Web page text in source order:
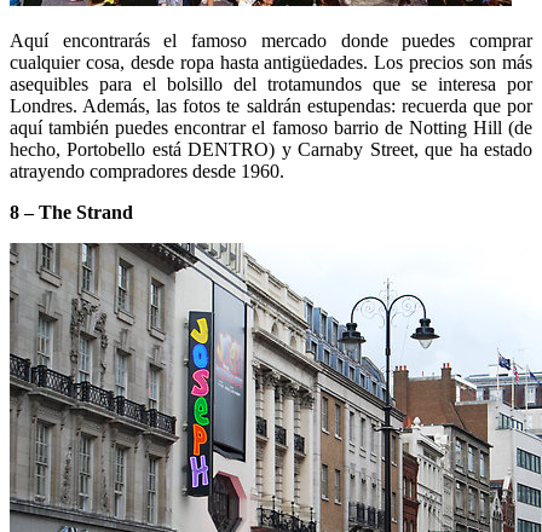
Aquí encontrarás el famoso mercado donde puedes comprar
cualquier cosa, desde ropa hasta antigüedades. Los precios son más
asequibles para el bolsillo del trotamundos que se interesa por
Londres. Además, las fotos te saldrán estupendas: recuerda que por
aquí también puedes encontrar el famoso barrio de Notting Hill (de
hecho, Portobello está DENTRO) y Carnaby Street, que ha estado
atrayendo compradores desde 1960.
8 – The Strand